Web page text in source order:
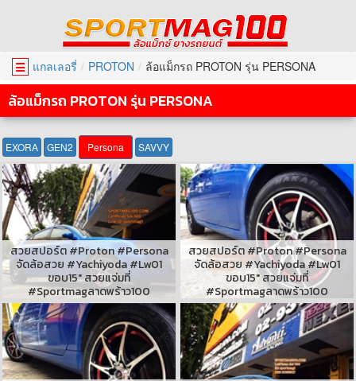
☰ แกลเลอรี่ PROTON ล้อแม็กรถ PROTON รุ่น PERSONA
ล้อแม็กรถ PROTON รุ่น PERSONA
EXORA GEN2 Persona SAVVY
สวยสปอร์ต #Proton #Persona
จัดล้อสวย #Yachiyoda #Lw01
ขอบ15" สวยแจ่มที่
#Sportmagลาดพร้าว100
สวยสปอร์ต #Proton #Persona
จัดล้อสวย #Yachiyoda #Lw01
ขอบ15" สวยแจ่มที่
#Sportmagลาดพร้าว100